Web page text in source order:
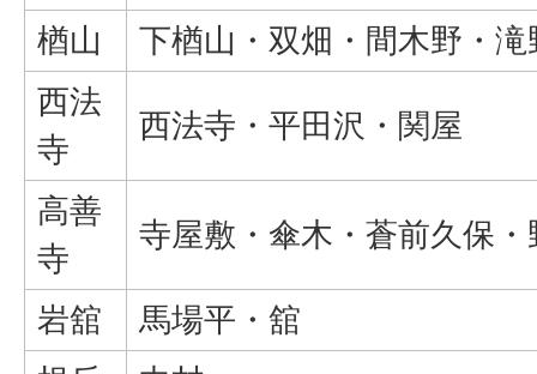
楢山
下楢山・双畑・間木野・滝
西法
寺
西法寺・平田沢・関屋
高善
寺
寺屋敷・傘木・蒼前久保・
岩舘
馬場平・舘